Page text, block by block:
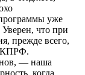
уже
Уверен, что при
прежде всего,
КПРФ.
— наша